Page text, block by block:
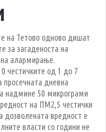
на Тетово одново дишат
за загаденоста на
на алармирање.
честичките од 1 до 7
просечната дневна
надмине 50 микрограми
на ПМ2,5 честички
дозволената вредност е
власти со години нe